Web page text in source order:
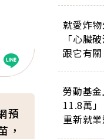
預
，
就愛炸
「心臟
跟它有
勞動基
11.8萬
重新就